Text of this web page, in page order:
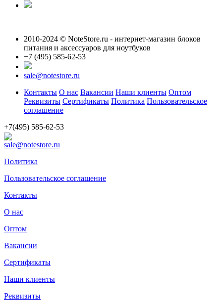
2010-2024 © NoteStore.ru - интернет-магазин блоков
питания и аксессуаров для ноутбуков
+7 (495) 585-62-53
sale@notestore.ru
Контакты О нас Вакансии Наши клиенты Оптом
Реквизиты Сертификаты Политика Пользовательское
соглашение
+7(495) 585-62-53
sale@notestore.ru
Политика
Пользовательское соглашение
Контакты
О нас
Оптом
Вакансии
Сертификаты
Наши клиенты
Реквизиты